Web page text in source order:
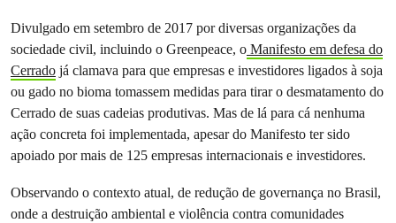
Divulgado em setembro de 2017 por diversas organizações da
sociedade civil, incluindo o Greenpeace, o Manifesto em defesa do
Cerrado já clamava para que empresas e investidores ligados à soja
ou gado no bioma tomassem medidas para tirar o desmatamento do
Cerrado de suas cadeias produtivas. Mas de lá para cá nenhuma
ação concreta foi implementada, apesar do Manifesto ter sido
apoiado por mais de 125 empresas internacionais e investidores.
Observando o contexto atual, de redução de governança no Brasil,
onde a destruição ambiental e violência contra comunidades